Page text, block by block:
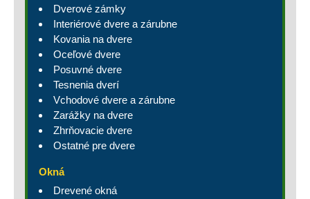
Dverové zámky
Interiérové dvere a zárubne
Kovania na dvere
Oceľové dvere
Posuvné dvere
Tesnenia dverí
Vchodové dvere a zárubne
Zarážky na dvere
Zhrňovacie dvere
Ostatné pre dvere
Okná
Drevené okná